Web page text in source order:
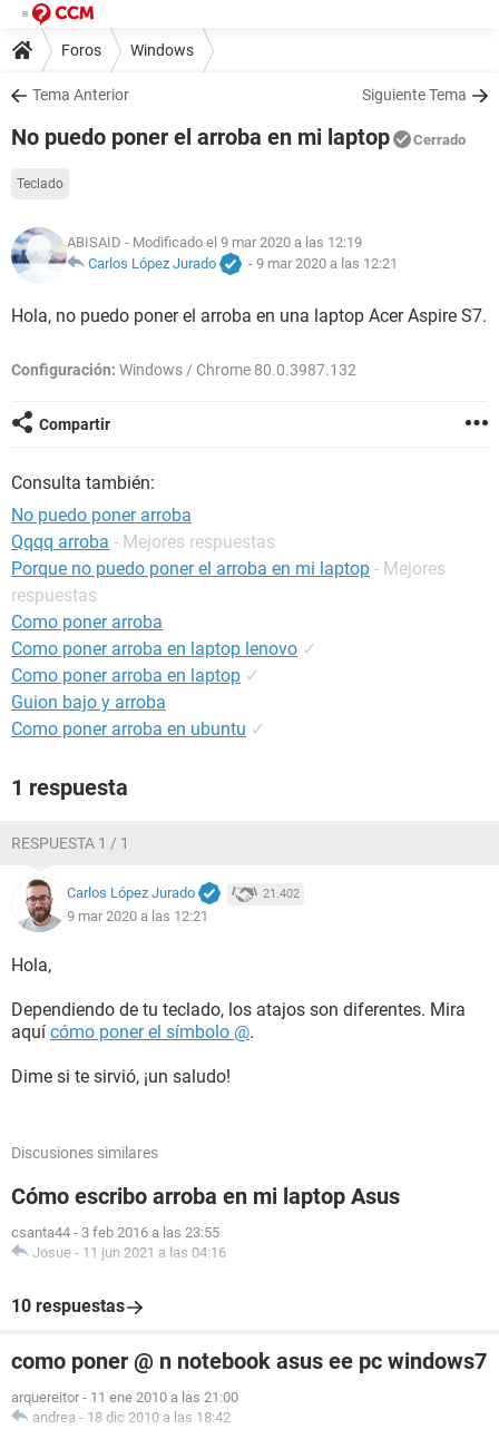
Foros Windows
Tema Anterior Siguiente Tema
No puedo poner el arroba en mi laptop Cerrado
Teclado
ABISAID - Modificado el 9 mar 2020 a las 12:19
Carlos López Jurado
- 9 mar 2020 a las 12:21
Hola, no puedo poner el arroba en una laptop Acer Aspire S7.
Configuración: Windows / Chrome 80.0.3987.132
Compartir
Consulta también:
No puedo poner arroba
Qqqq arroba - Mejores respuestas
Porque no puedo poner el arroba en mi laptop - Mejores
respuestas
Como poner arroba
Como poner arroba en laptop lenovo ✓
Como poner arroba en laptop ✓
Guion bajo y arroba
Como poner arroba en ubuntu ✓
1 respuesta
RESPUESTA 1 / 1
Carlos López Jurado 21.402
9 mar 2020 a las 12:21
Hola,
Dependiendo de tu teclado, los atajos son diferentes. Mira
aquí cómo poner el símbolo @.
Dime si te sirvió, ¡un saludo!
Discusiones similares
Cómo escribo arroba en mi laptop Asus
csanta44 - 3 feb 2016 a las 23:55
Josue - 11 jun 2021 a las 04:16
10 respuestas
como poner @ n notebook asus ee pc windows7
arquereitor - 11 ene 2010 a las 21:00
andrea - 18 dic 2010 a las 18:42